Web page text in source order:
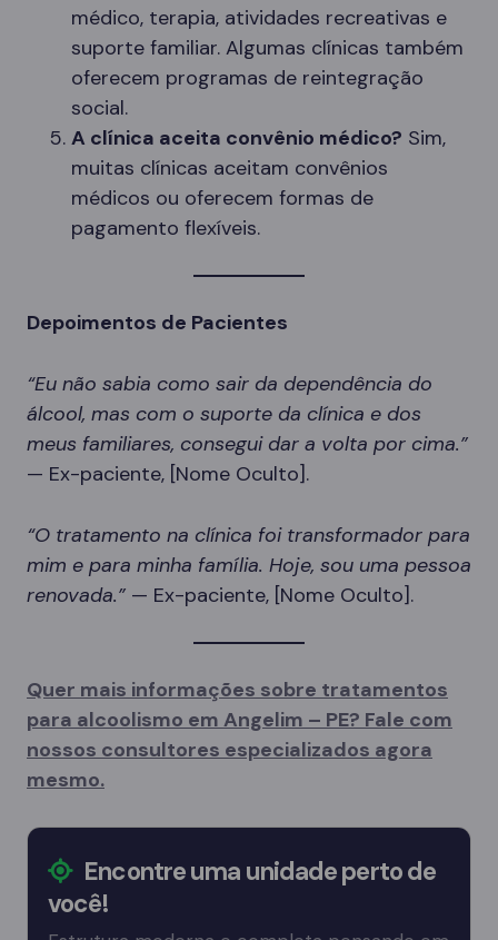
médico, terapia, atividades recreativas e
suporte familiar. Algumas clínicas também
oferecem programas de reintegração
social.
A clínica aceita convênio médico? Sim,
muitas clínicas aceitam convênios
médicos ou oferecem formas de
pagamento flexíveis.
Depoimentos de Pacientes
“Eu não sabia como sair da dependência do
álcool, mas com o suporte da clínica e dos
meus familiares, consegui dar a volta por cima.”
— Ex-paciente, [Nome Oculto].
“O tratamento na clínica foi transformador para
mim e para minha família. Hoje, sou uma pessoa
renovada.” — Ex-paciente, [Nome Oculto].
Quer mais informações sobre tratamentos
para alcoolismo em Angelim – PE? Fale com
nossos consultores especializados agora
mesmo.
Encontre uma unidade perto de
você!